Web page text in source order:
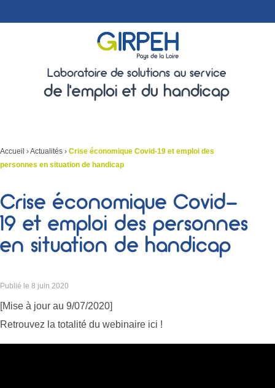
Laboratoire de solutions au service
de l'emploi et du handicap
Accueil ›Actualités › Crise économique Covid-19 et emploi des
personnes en situation de handicap
Crise économique Covid-
19 et emploi des personnes
en situation de handicap
Publié le 8 juin 2020
[Mise à jour au 9/07/2020]
Retrouvez la totalité du webinaire ici !